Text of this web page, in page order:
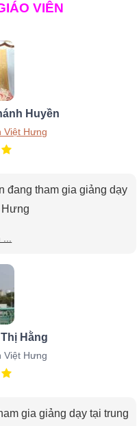
VIÊN
Huyền
Việt Hưng
đang tham gia giảng dạy
Hưng
...
Hằng
Việt Hưng
gia giảng dạy tại trung